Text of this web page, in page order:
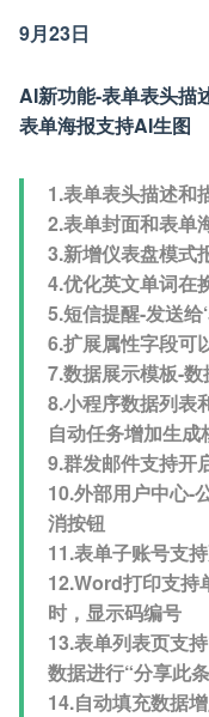
9月23日
AI新功能-表单表头描
表单海报支持AI生图
1.表单表头描述和
2.表单封面和表单
3.新增仪表盘模式
4.优化英文单词在
5.短信提醒-发送给
6.扩展属性字段可
7.数据展示模板-
8.小程序数据列表
自动任务增加生成
9.群发邮件支持开
10.外部用户中心-
消按钮
11.表单子账号支
12.Word打印支持
时，显示码编号
13.表单列表页支
数据进行“分享此
14.自动填充数据